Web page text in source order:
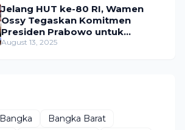
Jelang HUT ke-80 RI, Wamen
Ossy Tegaskan Komitmen
Presiden Prabowo untuk
Menyejahterakan Rakyat
August 13, 2025
Bangka
Bangka Barat